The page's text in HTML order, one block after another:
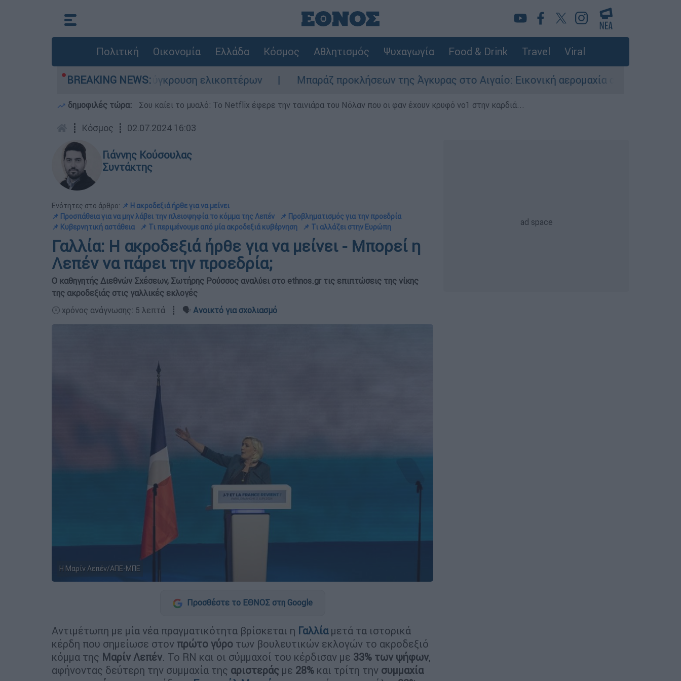
Πολιτική Οικονομία Ελλάδα Κόσμος Αθλητισμός Ψυχαγωγία Food & Drink Travel Viral
BREAKING NEWS:
τη ζωή του στη σύγκρουση ελικοπτέρων Μπαράζ προκλήσεων της Άγκυρας στο Αιγαίο: Εικονική αερομαχία ανάμεσα σε ελληνικά και
δημοφιλές τώρα: Σου καίει το μυαλό: Το Netflix έφερε την ταινιάρα του Νόλαν που οι φαν έχουν κρυφό νο1 στην καρδιά...
┋ Κόσμος ┋ 02.07.2024 16:03
Γιάννης Κούσουλας
Συντάκτης
Ενότητες στο άρθρο: 📌 Η ακροδεξιά ήρθε για να μείνει
📌 Προσπάθεια για να μην λάβει την πλειοψηφία το κόμμα της Λεπέν
📌 Προβληματισμός για την προεδρία
📌 Κυβερνητική αστάθεια
📌 Τι περιμένουμε από μία ακροδεξιά κυβέρνηση 📌 Τι αλλάζει στην Ευρώπη
Γαλλία: Η ακροδεξιά ήρθε για να μείνει - Μπορεί η
Λεπέν να πάρει την προεδρία;
Ο καθηγητής Διεθνών Σχέσεων, Σωτήρης Ρούσσος αναλύει στο ethnos.gr τις επιπτώσεις της νίκης
της ακροδεξιάς στις γαλλικές εκλογές
🕛 χρόνος ανάγνωσης: 5 λεπτά ┋ 🗣️ Ανοικτό για σχολιασμό
Η Μαρίν Λεπέν/ΑΠΕ-ΜΠΕ
Προσθέστε το ΕΘΝΟΣ στη Google
Αντιμέτωπη με μία νέα πραγματικότητα βρίσκεται η Γαλλίαμετά τα ιστορικά
κέρδη που σημείωσε στον πρώτο γύρο των βουλευτικών εκλογών το ακροδεξιό
κόμμα της Μαρίν Λεπέν. Το RN και οι σύμμαχοί του κέρδισαν με 33% των ψήφων,
αφήνοντας δεύτερη την συμμαχία της αριστεράς με 28% και τρίτη την συμμαχία